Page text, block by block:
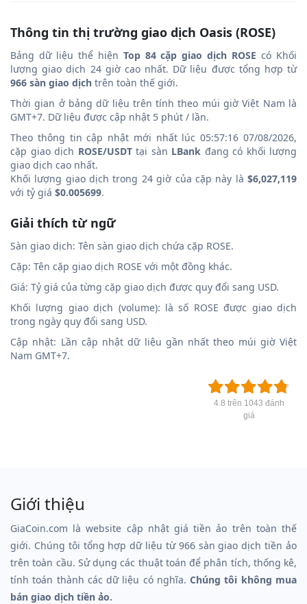
Thông tin thị trường giao dịch Oasis (ROSE)
Bảng dữ liệu thể hiện Top 84 cặp giao dịch ROSE có Khối
lượng giao dịch 24 giờ cao nhất. Dữ liệu được tổng hợp từ
966 sàn giao dịch trên toàn thế giới.
Thời gian ở bảng dữ liệu trên tính theo múi giờ Việt Nam là
GMT+7. Dữ liệu được cập nhật 5 phút / lần.
Theo thông tin cập nhật mới nhất lúc 05:57:16 07/08/2026,
cặp giao dịch ROSE/USDTtại sàn LBank đang có khối lượng
giao dịch cao nhất.
Khối lượng giao dịch trong 24 giờ của cặp này là $6,027,119
với tỷ giá $0.005699.
Giải thích từ ngữ
Sàn giao dịch: Tên sàn giao dịch chứa cặp ROSE.
Cặp: Tên cặp giao dịch ROSE với một đồng khác.
Giá: Tỷ giá của từng cặp giao dịch được quy đổi sang USD.
Khối lượng giao dịch (volume): là số ROSE được giao dịch
trong ngày quy đổi sang USD.
Cập nhật: Lần cập nhật dữ liệu gần nhất theo múi giờ Việt
Nam GMT+7.
4.8 trên 1043 đánh
giá
Giới thiệu
GiaCoin.com là website cập nhật giá tiền ảo trên toàn thế
giới. Chúng tôi tổng hợp dữ liệu từ 966 sàn giao dịch tiền ảo
trên toàn cầu. Sử dụng các thuật toán để phân tích, thống kê,
tính toán thành các dữ liệu có nghĩa.Chúng tôi không mua
bán giao dịch tiền ảo.